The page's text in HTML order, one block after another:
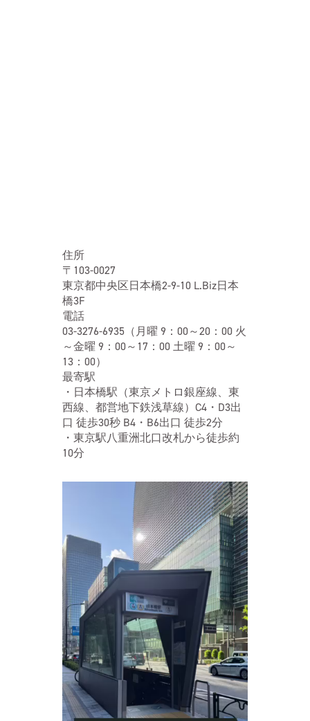
住所
〒103-0027
東京都中央区日本橋2-9-10 L.Biz日本
橋3F
電話
03-3276-6935（月曜 9：00～20：00 火
～金曜 9：00～17：00 土曜 9：00～
13：00）
最寄駅
・日本橋駅（東京メトロ銀座線、東
西線、都営地下鉄浅草線）C4・D3出
口 徒歩30秒 B4・B6出口 徒歩2分
・東京駅八重洲北口改札から徒歩約
10分